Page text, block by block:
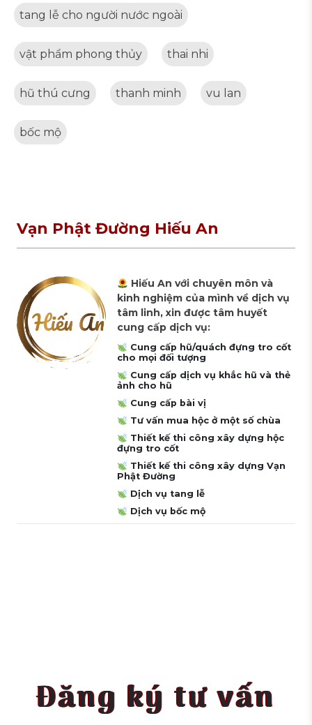
tang lễ cho người nước ngoài
vật phẩm phong thủy thai nhi
hũ thú cưng thanh minh vu lan
bốc mộ
Vạn Phật Đường Hiếu An
Hiếu An với chuyên môn và
kinh nghiệm của mình về dịch vụ
tâm linh, xin được tâm huyết
cung cấp dịch vụ:
Cung cấp hũ/quách đựng tro cốt
cho mọi đối tượng
Cung cấp dịch vụ khắc hũ và thẻ
ảnh cho hũ
Cung cấp bài vị
Tư vấn mua hộc ở một số chùa
Thiết kế thi công xây dựng hộc
đựng tro cốt
Thiết kế thi công xây dựng Vạn
Phật Đường
Dịch vụ tang lễ
Dịch vụ bốc mộ
Đăng ký tư vấn